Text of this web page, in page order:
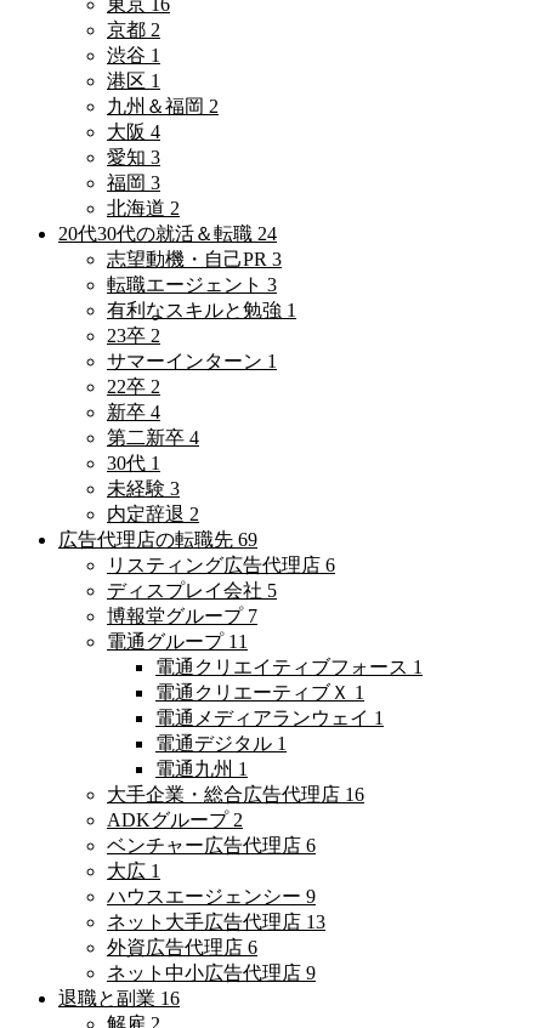
東京 16
京都 2
渋谷 1
港区 1
九州＆福岡 2
大阪 4
愛知 3
福岡 3
北海道 2
20代30代の就活＆転職 24
志望動機・自己PR 3
転職エージェント 3
有利なスキルと勉強 1
23卒 2
サマーインターン 1
22卒 2
新卒 4
第二新卒 4
30代 1
未経験 3
内定辞退 2
広告代理店の転職先 69
リスティング広告代理店 6
ディスプレイ会社 5
博報堂グループ 7
電通グループ 11
電通クリエイティブフォース 1
電通クリエーティブＸ 1
電通メディアランウェイ 1
電通デジタル 1
電通九州 1
大手企業・総合広告代理店 16
ADKグループ 2
ベンチャー広告代理店 6
大広 1
ハウスエージェンシー 9
ネット大手広告代理店 13
外資広告代理店 6
ネット中小広告代理店 9
退職と副業 16